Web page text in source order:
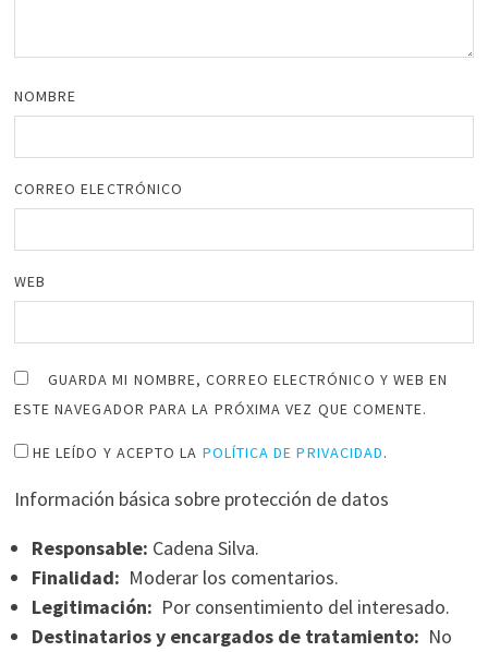
NOMBRE
CORREO ELECTRÓNICO
WEB
GUARDA MI NOMBRE, CORREO ELECTRÓNICO Y WEB EN
ESTE NAVEGADOR PARA LA PRÓXIMA VEZ QUE COMENTE.
HE LEÍDO Y ACEPTO LA POLÍTICA DE PRIVACIDAD.
Información básica sobre protección de datos
Responsable: Cadena Silva.
Finalidad: Moderar los comentarios.
Legitimación: Por consentimiento del interesado.
Destinatarios y encargados de tratamiento: No